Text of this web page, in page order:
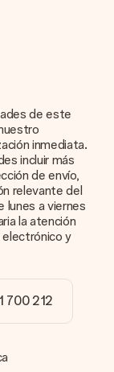
la
utilizar fotos
de la imagen,
al cliente e
encargar.
editor. ¿Es
de un formato
con
el regalo que
en un color
de este
inmediata.
incluir más
de envío,
relevante del
lunes a viernes
la atención
electrónico y
700 212